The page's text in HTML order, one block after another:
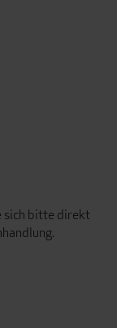
sich bitte direkt